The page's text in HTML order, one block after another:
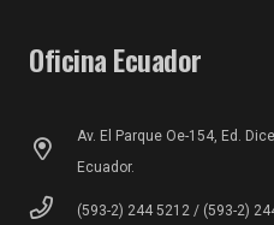
Oficina Ecuador
Av. El Parque Oe-154, Ed.
Ecuador.
(593-2) 244 5212 / (593-2)